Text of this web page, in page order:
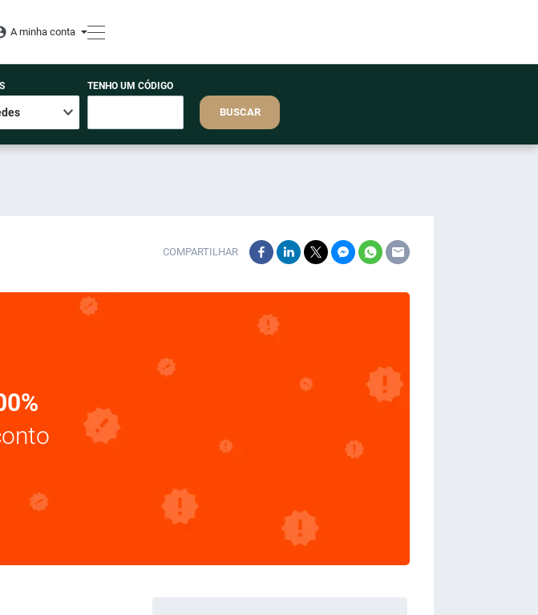
A minha conta
TENHO UM CÓDIGO
BUSCAR
COMPARTILHAR